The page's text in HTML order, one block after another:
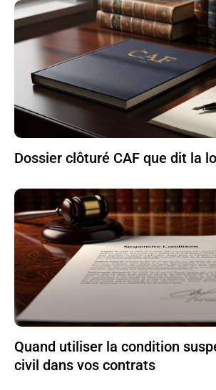
Dossier clôturé CAF que dit la
Quand utiliser la condition
civil dans vos contrats